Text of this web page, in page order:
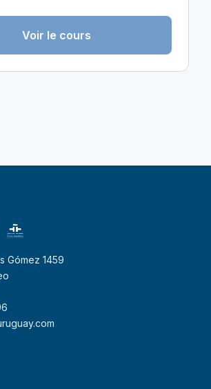
Voir le cours
Gómez 1459